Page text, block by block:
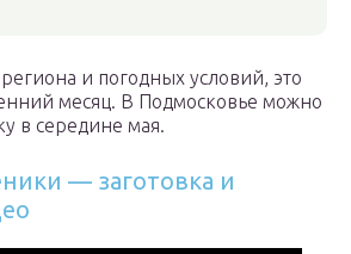
и погодных условий, это
месяц. В Подмосковье можно
в середине мая.
— заготовка и